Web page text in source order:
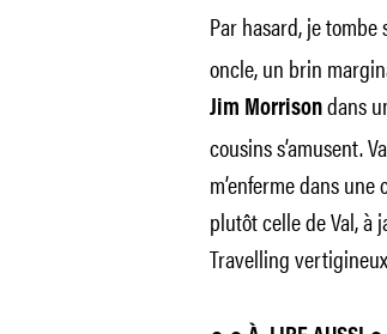
Par hasard, je tombe
oncle, un brin
Jim Morrisondans
cousins s’amusent.
m’enferme dans
plutôt celle de Val, à
Travelling